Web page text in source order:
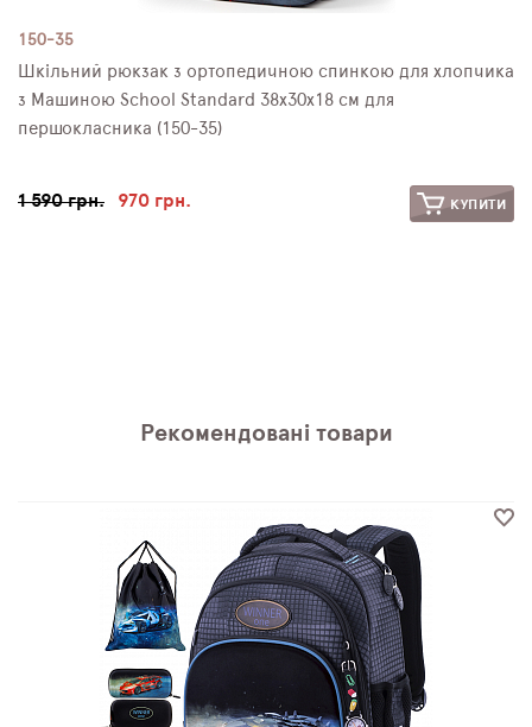
150-35
Шкільний рюкзак з ортопедичною спинкою для хлопчика
з Машиною School Standard 38х30х18 см для
першокласника (150-35)
1 590 грн. 970 грн. КУПИТИ
Рекомендовані товари